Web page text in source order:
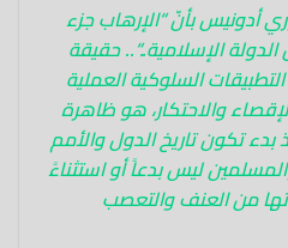
أدونيس بأنّ “الإرهاب جزء
الإسلامية..“.. حقيقة
السلوكية العملية
والاحتكار، هو ظاهرة
تكون تاريخ الدول والأمم
ليس بدعاً أو استثناءً
من العنف والتعصب